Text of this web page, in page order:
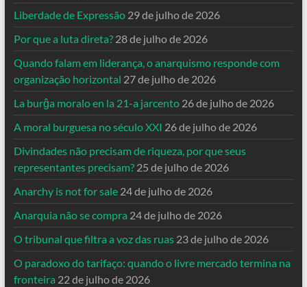
Liberdade de Expressão 29 de julho de 2026
Por que a luta direta? 28 de julho de 2026
Quando falam em liderança, o anarquismo responde com
organização horizontal 27 de julho de 2026
La burĝa moralo en la 21-a jarcento 26 de julho de 2026
A moral burguesa no século XXI 26 de julho de 2026
Divindades não precisam de riqueza, por que seus
representantes precisam? 25 de julho de 2026
Anarchy is not for sale 24 de julho de 2026
Anarquia não se compra 24 de julho de 2026
O tribunal que filtra a voz das ruas 23 de julho de 2026
O paradoxo do tarifaço: quando o livre mercado termina na
fronteira 22 de julho de 2026